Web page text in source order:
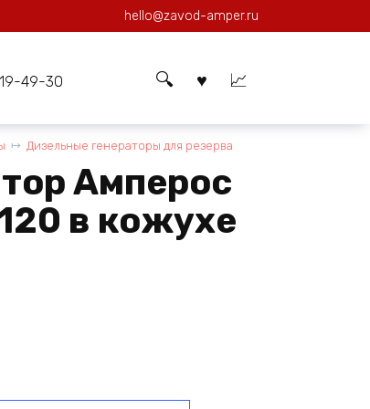
hello@zavod-amper.ru
49-30
Дизельные генераторы для резерва
Амперос
в кожухе